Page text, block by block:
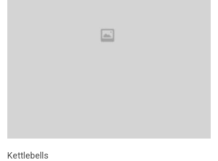
Kettlebells